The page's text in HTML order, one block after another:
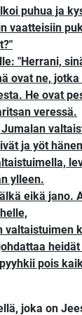
puhua ja
vaatteisiin
"Herrani,
ovat ne,
He ovat
veressä.
ja yöt
ylleen.
eikä jano.
valtaistuimen
pois
joka on